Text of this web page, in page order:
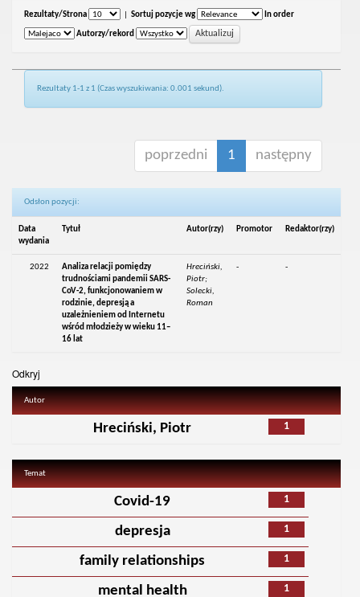
Rezultaty/Strona Sortuj pozycje wg In order
Autorzy/rekord
Rezultaty 1-1 z 1 (Czas wyszukiwania: 0.001 sekund).
poprzedni 1 następny
Odsłon pozycji:
Data
wydania
Tytuł Autor(rzy) Promotor Redaktor(rzy)
2022
Analiza relacji pomiędzy
trudnościami pandemii SARS-
CoV-2, funkcjonowaniem w
rodzinie, depresją a
uzależnieniem od Internetu
wśród młodzieży w wieku 11–
16 lat
Hreciński,
Piotr;
Solecki,
Roman
- -
Odkryj
Autor
1
Hreciński, Piotr
Temat
1
Covid-19
1
depresja
1
family relationships
1
mental health